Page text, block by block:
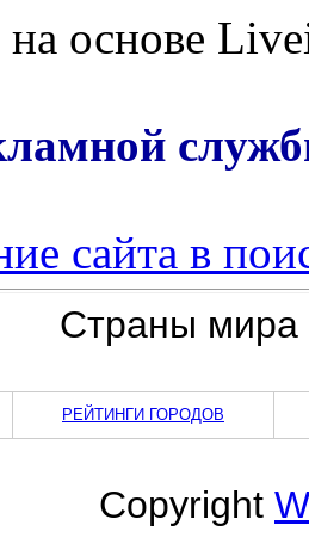
на основе
сайта в
Страны
РЕЙТИНГИ ГОРОДОВ
Copyright